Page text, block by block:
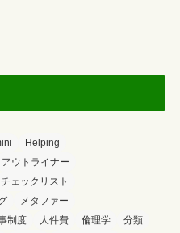
Helping
アウトライナー
チェックリスト
メタファー
制度 人件費 倫理学
分類